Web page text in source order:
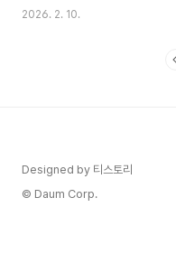
견을 열고 “33년간의 공직 생활을
합신공항 시대를 맞아 대구의 새
2026. 2. 10.
Designed by 티스토리
© Daum Corp.